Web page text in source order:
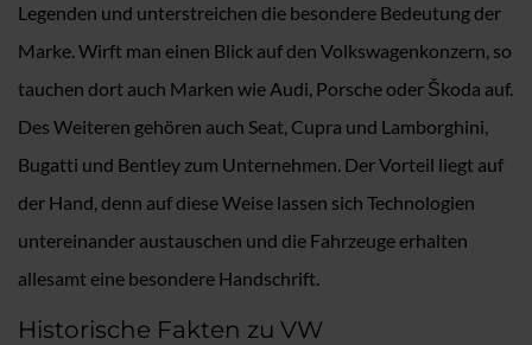
Legenden und unterstreichen die besondere Bedeutung der
Marke. Wirft man einen Blick auf den Volkswagenkonzern, so
tauchen dort auch Marken wie Audi, Porsche oder Škoda auf.
Des Weiteren gehören auch Seat, Cupra und Lamborghini,
Bugatti und Bentley zum Unternehmen. Der Vorteil liegt auf
der Hand, denn auf diese Weise lassen sich Technologien
untereinander austauschen und die Fahrzeuge erhalten
allesamt eine besondere Handschrift.
Historische Fakten zu VW